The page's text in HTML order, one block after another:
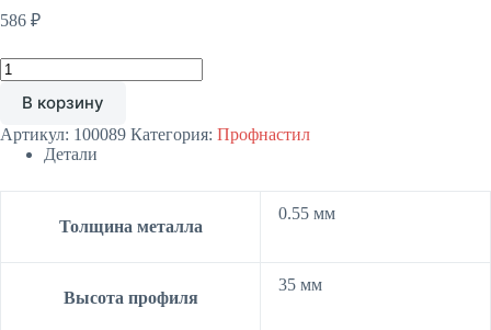
586 ₽
Количество
товара
Профлист
1000/1060
0.55
ОЦ
В корзину
Артикул: 100089 Категория: Профнастил
Детали
Толщина металла
0.55 мм
Высота профиля
35 мм